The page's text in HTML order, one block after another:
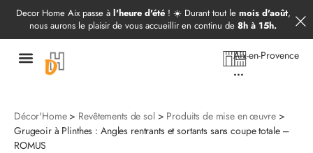
Decor Home Aix passe à l'heure d'été ! ☀️ Durant tout le mois d'août,
nous aurons le plaisir de vous accueillir en continu de 8h à 15h.
Aix-en-Provence
...
Décor'Home> Revêtements de sol> Produits de mise en œuvre>
Grugeoir à Plinthes : Angles rentrants et sortants sans coupe totale –
ROMUS